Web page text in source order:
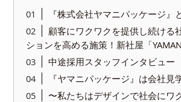
『株式会社ヤマニパッケージ』
顧客にワクワクを提供し続ける
ションを高める施策！新社屋「YAMANI
中途採用スタッフインタビュー
『ヤマニパッケージ』は会社見
〜私たちはデザインで社会にワ